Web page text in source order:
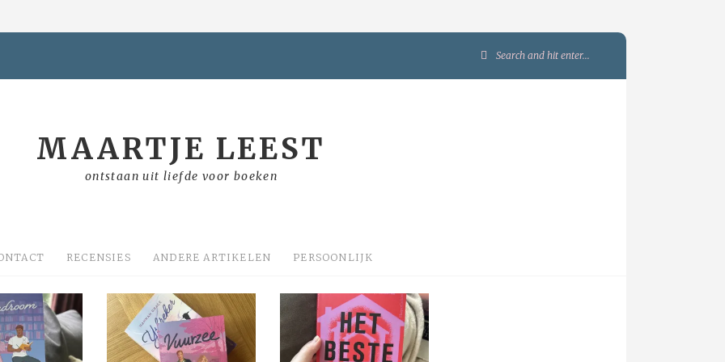
Search
MAARTJE LEEST
ontstaan uit liefde voor boeken
RECENSIES ANDERE ARTIKELEN PERSOONLIJK